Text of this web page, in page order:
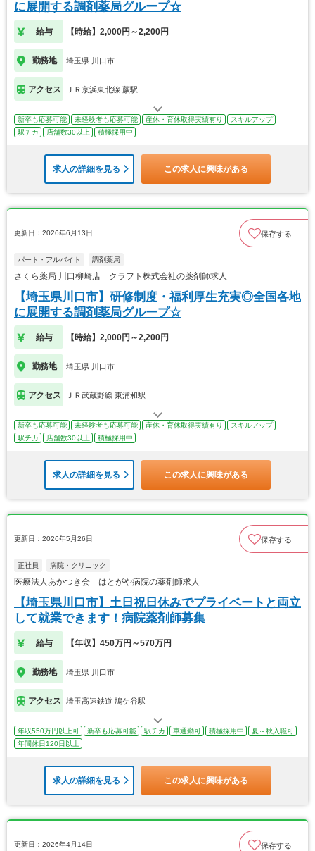
に展開する調剤薬局グループ☆
給与 【時給】2,000円～2,200円
勤務地 埼玉県 川口市
アクセス ＪＲ京浜東北線 蕨駅
新卒も応募可能 未経験者も応募可能 産休・育休取得実績有り
スキルアップ
駅チカ
店舗数30以上 積極採用中
求人の詳細を見る この求人に興味がある
更新日：2026年6月13日 保存する
パート・アルバイト 調剤薬局
さくら薬局 川口柳崎店 クラフト株式会社の薬剤師求人
【埼玉県川口市】研修制度・福利厚生充実◎全国各地
に展開する調剤薬局グループ☆
給与 【時給】2,000円～2,200円
勤務地 埼玉県 川口市
アクセス ＪＲ武蔵野線 東浦和駅
新卒も応募可能 未経験者も応募可能 産休・育休取得実績有り
スキルアップ
駅チカ
店舗数30以上 積極採用中
求人の詳細を見る この求人に興味がある
更新日：2026年5月26日 保存する
正社員 病院・クリニック
医療法人あかつき会 はとがや病院の薬剤師求人
【埼玉県川口市】土日祝日休みでプライベートと両立
して就業できます！病院薬剤師募集
給与 【年収】450万円～570万円
勤務地 埼玉県 川口市
アクセス 埼玉高速鉄道 鳩ケ谷駅
年収550万円以上可 新卒も応募可能 駅チカ 車通勤可 積極採用中
夏～秋入職可
年間休日120日以上
求人の詳細を見る この求人に興味がある
更新日：2026年4月14日 保存する